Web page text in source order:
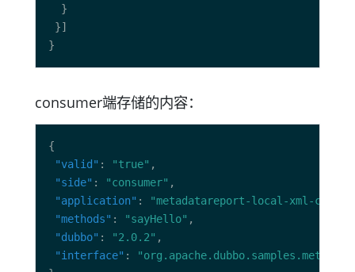
consumer端存储的内容：
"valid" : "true"
"side" : "consumer"
"application" :
"metadatareport-local-xml-
"methods" : "sayHello"
"dubbo" : "2.0.2"
"interface" :